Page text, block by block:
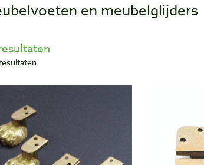
en meubelglijders